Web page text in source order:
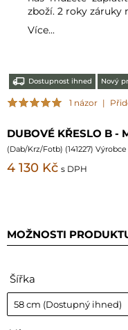
zboží. 2 roky záruky
Více...
Dostupnost ihned Nový
1 názor |
DUBOVÉ KŘESLO B -
(Dab/Krz/Fotb) (141227)
4 130 Kč s DPH
MOŽNOSTI
Šířka